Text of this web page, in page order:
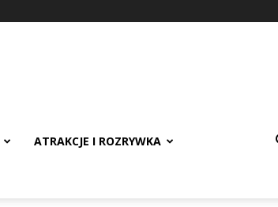
ATRAKCJE I ROZRYWKA